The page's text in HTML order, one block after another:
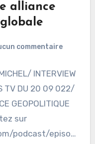
alliance
commentaire
INTERVIEW
TV DU 20 09 022/
GEOPOLITIQUE
sur
podcast/episod